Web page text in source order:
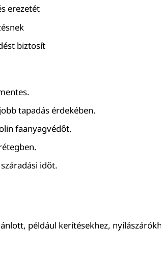
erezetét
biztosít
tapadás érdekében.
faanyagvédőt.
időt.
például kerítésekhez,